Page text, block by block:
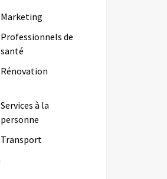
Marketing
Professionnels de
santé
Rénovation
Services à la
personne
Transport